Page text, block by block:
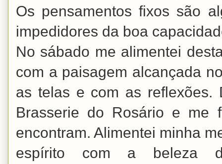
Os pensamentos fixos são
impedidores da boa
No sábado me alimentei
com a paisagem alcançada
as telas e com as reflexões.
Brasserie do Rosário e me
encontram. Alimentei minha
espírito com a beleza